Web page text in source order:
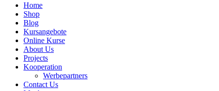
Home
Shop
Blog
Kursangebote
Online Kurse
About Us
Projects
Kooperation
Werbepartners
Contact Us